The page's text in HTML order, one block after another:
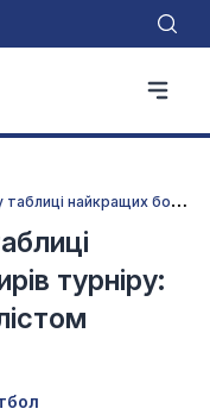
Ч
С-2026. Що там у таблиці найкращих бомбардирів турніру: грають квартет з солістом
турніру: